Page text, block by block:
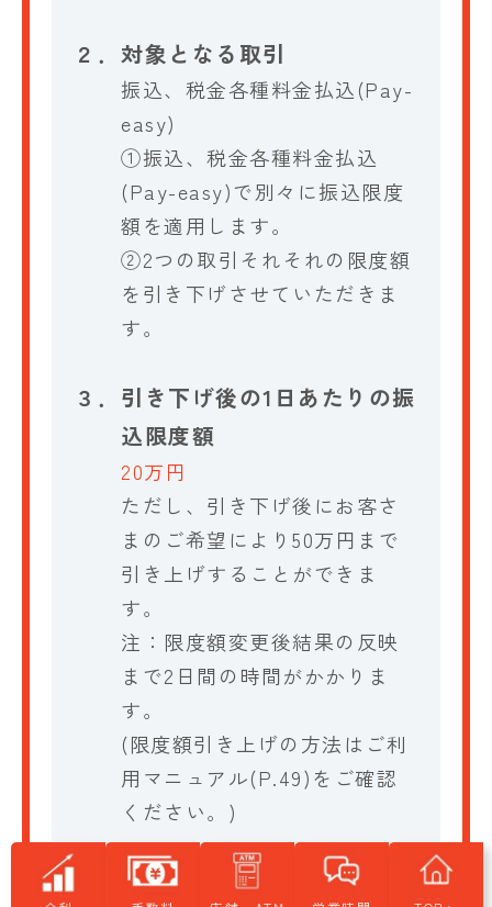
２． 対象となる取引
振込、税金各種料金払込(Pay-
easy)
①振込、税金各種料金払込
(Pay-easy)で別々に振込限度
額を適用します。
②2つの取引それそれの限度額
を引き下げさせていただきま
す。
３． 引き下げ後の1日あたりの振
込限度額
20万円
ただし、引き下げ後にお客さ
まのご希望により50万円まで
引き上げすることができま
す。
注：限度額変更後結果の反映
まで2日間の時間がかかりま
す。
(限度額引き上げの方法はご利
用マニュアル(P.49)をご確認
ください。)